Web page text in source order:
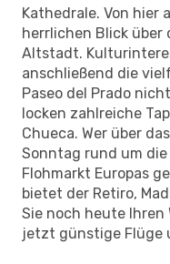
Kathedrale. Von hier
herrlichen Blick über
Altstadt.
anschließend die
Paseo del Prado
locken zahlreiche
Chueca. Wer über
Sonntag rund um
Flohmarkt Europas
bietet der Retiro,
Sie noch heute
jetzt günstige Flüge